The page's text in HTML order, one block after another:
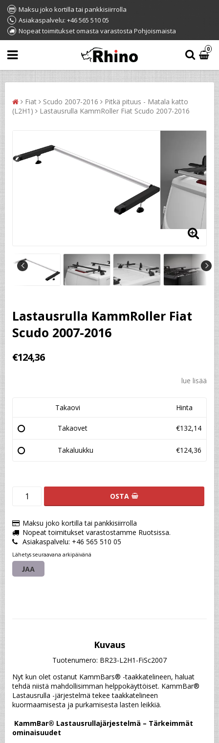
Maksu joko kortilla tai pankkisiirrolla
Asiakaspalvelu: +46 565 510 05
Nopeat toimitukset omasta varastosta Pohjoismaista
0
Fiat Scudo 2007-2016
Pitkä pituus - Matala katto
(L2H1)
Lastausrulla KammRoller Fiat Scudo 2007-2016
Lastausrulla KammRoller Fiat
Scudo 2007-2016
€124,36
lue lisää
Takaovi Hinta
Takaovet €132,14
Takaluukku €124,36
OSTA
Maksu joko kortilla tai pankkisiirrolla
Nopeat toimitukset varastostamme Ruotsissa.
Asiakaspalvelu: +46 565 510 05
Lähetys seuraavana arkipäivänä
JAA
Kuvaus
Tuotenumero: BR23-L2H1-FiSc2007
Nyt kun olet ostanut KammBars® -taakkatelineen, haluat
tehdä niistä mahdollisimman helppokäyttöiset. KammBar®
Lastausrulla -järjestelmä tekee taakkatelineen
kuormaamisesta ja purkamisesta lasten leikkiä.
KammBar® Lastausrullajärjestelmä – Tärkeimmät
ominaisuudet